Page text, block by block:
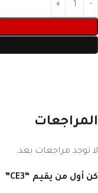
المراجعات
لا توجد مراجعات بعد.
كن أول من يقيم “CE3”